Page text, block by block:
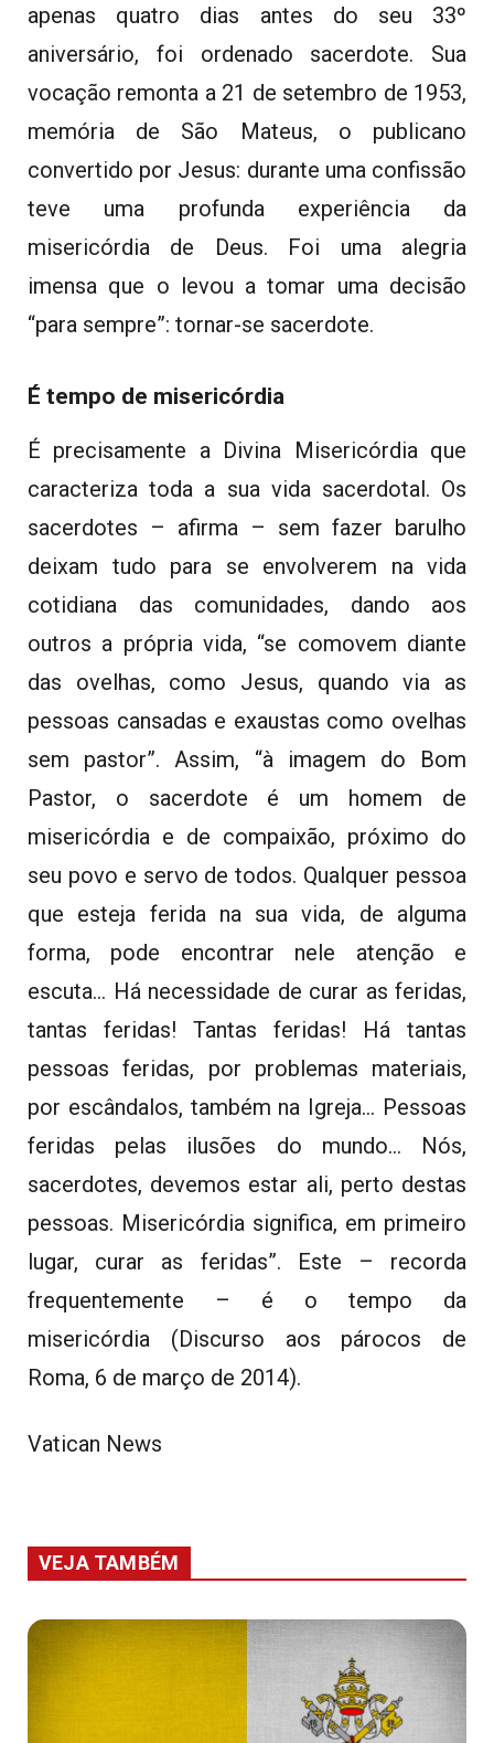
apenas quatro dias antes do seu 33º
aniversário, foi ordenado sacerdote. Sua
vocação remonta a 21 de setembro de 1953,
memória de São Mateus, o publicano
convertido por Jesus: durante uma confissão
teve uma profunda experiência da
misericórdia de Deus. Foi uma alegria
imensa que o levou a tomar uma decisão
“para sempre”: tornar-se sacerdote.
É tempo de misericórdia
É precisamente a Divina Misericórdia que
caracteriza toda a sua vida sacerdotal. Os
sacerdotes – afirma – sem fazer barulho
deixam tudo para se envolverem na vida
cotidiana das comunidades, dando aos
outros a própria vida, “se comovem diante
das ovelhas, como Jesus, quando via as
pessoas cansadas e exaustas como ovelhas
sem pastor”. Assim, “à imagem do Bom
Pastor, o sacerdote é um homem de
misericórdia e de compaixão, próximo do
seu povo e servo de todos. Qualquer pessoa
que esteja ferida na sua vida, de alguma
forma, pode encontrar nele atenção e
escuta… Há necessidade de curar as feridas,
tantas feridas! Tantas feridas! Há tantas
pessoas feridas, por problemas materiais,
por escândalos, também na Igreja… Pessoas
feridas pelas ilusões do mundo… Nós,
sacerdotes, devemos estar ali, perto destas
pessoas. Misericórdia significa, em primeiro
lugar, curar as feridas”. Este – recorda
frequentemente – é o tempo da
misericórdia (Discurso aos párocos de
Roma, 6 de março de 2014).
Vatican News
VEJA TAMBÉM